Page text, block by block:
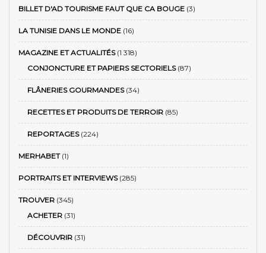
BILLET D'AD TOURISME FAUT QUE CA BOUGE (3)
LA TUNISIE DANS LE MONDE (16)
MAGAZINE ET ACTUALITÉS(1 318)
CONJONCTURE ET PAPIERS SECTORIELS(87)
FLÂNERIES GOURMANDES(34)
RECETTES ET PRODUITS DE TERROIR (85)
REPORTAGES(224)
MERHABET(1)
PORTRAITS ET INTERVIEWS(285)
TROUVER (345)
ACHETER (31)
DÉCOUVRIR (31)